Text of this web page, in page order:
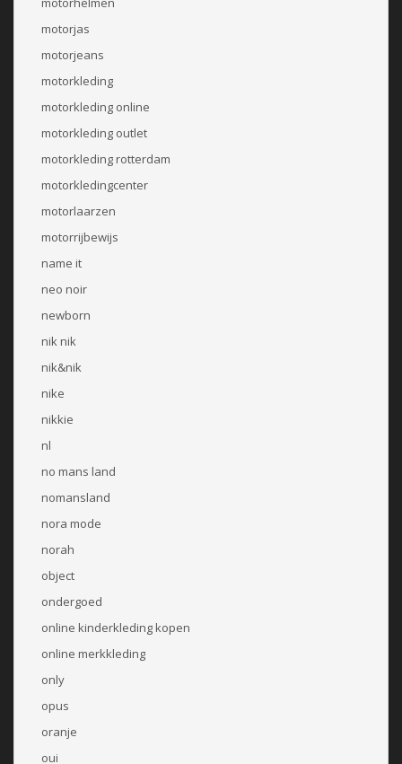
motorjas
motorjeans
motorkleding
motorkleding online
motorkleding outlet
motorkleding rotterdam
motorkledingcenter
motorlaarzen
motorrijbewijs
name it
neo noir
newborn
nik nik
nik&nik
nike
nikkie
nl
no mans land
nomansland
nora mode
norah
object
ondergoed
online kinderkleding kopen
online merkkleding
only
opus
oranje
oui